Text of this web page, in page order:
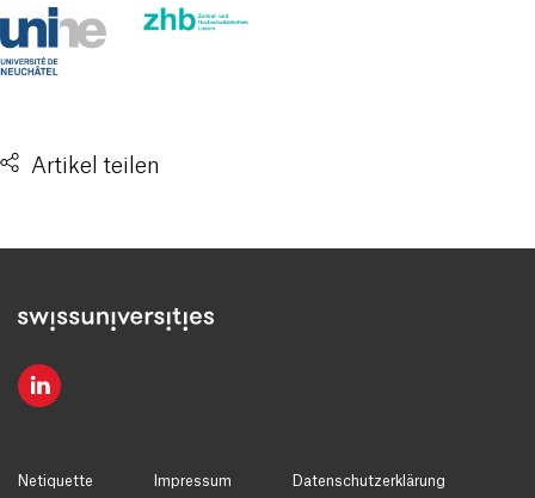
Artikel teilen
Netiquette Impressum Datenschutzerklärung